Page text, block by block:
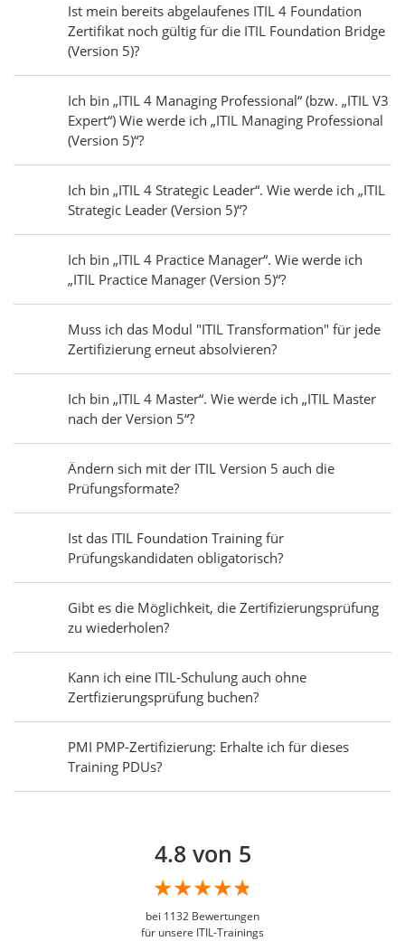
Ist mein bereits abgelaufenes ITIL 4 Foundation
Zertifikat noch gültig für die ITIL Foundation Bridge
(Version 5)?
Ich bin „ITIL 4 Managing Professional“ (bzw. „ITIL V3
Expert“) Wie werde ich „ITIL Managing Professional
(Version 5)“?
Ich bin „ITIL 4 Strategic Leader“. Wie werde ich „ITIL
Strategic Leader (Version 5)“?
Ich bin „ITIL 4 Practice Manager“. Wie werde ich
„ITIL Practice Manager (Version 5)“?
Muss ich das Modul "ITIL Transformation" für jede
Zertifizierung erneut absolvieren?
Ich bin „ITIL 4 Master“. Wie werde ich „ITIL Master
nach der Version 5“?
Ändern sich mit der ITIL Version 5 auch die
Prüfungsformate?
Ist das ITIL Foundation Training für
Prüfungskandidaten obligatorisch?
Gibt es die Möglichkeit, die Zertifizierungsprüfung
zu wiederholen?
Kann ich eine ITIL-Schulung auch ohne
Zertfizierungsprüfung buchen?
PMI PMP-Zertifizierung: Erhalte ich für dieses
Training PDUs?
4.8 von 5
bei 1132 Bewertungen
für unsere ITIL-Trainings